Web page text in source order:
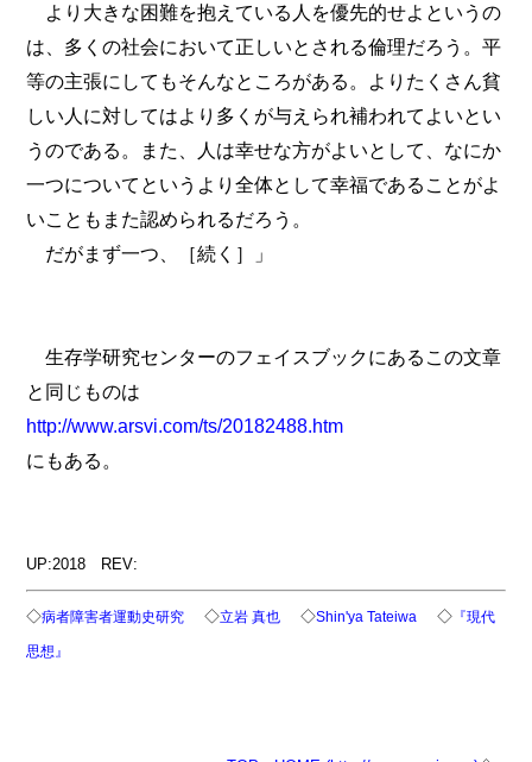
より大きな困難を抱えている人を優先的せよというの
は、多くの社会において正しいとされる倫理だろう。平
等の主張にしてもそんなところがある。よりたくさん貧
しい人に対してはより多くが与えられ補われてよいとい
うのである。また、人は幸せな方がよいとして、なにか
一つについてというより全体として幸福であることがよ
いこともまた認められるだろう。
だがまず一つ、［続く］」
生存学研究センターのフェイスブックにあるこの文章
と同じものは
http://www.arsvi.com/ts/20182488.htm
にもある。
UP:2018 REV:
◇病者障害者運動史研究 ◇立岩 真也 ◇Shin'ya Tateiwa ◇ 『現代
思想』